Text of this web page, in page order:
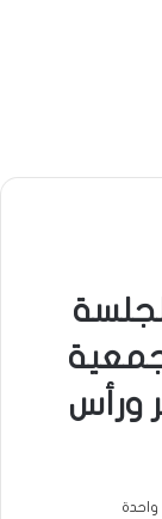
ورأس